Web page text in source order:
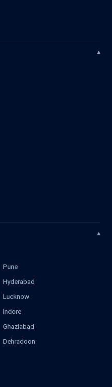
Pune
Hyderabad
Lucknow
Indore
Ghaziabad
Dehradoon